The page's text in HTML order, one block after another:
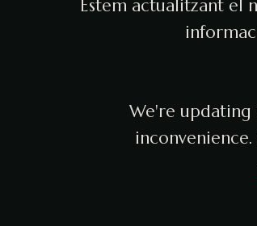
Estem actualitzant el
We're updating